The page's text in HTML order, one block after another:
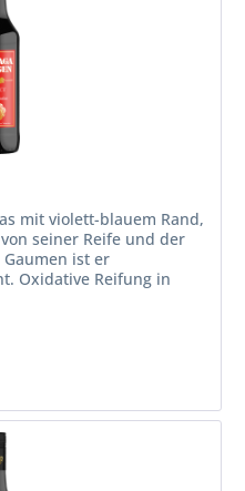
mit violett-blauem Rand,
seiner Reife und der
Gaumen ist er
Oxidative Reifung in